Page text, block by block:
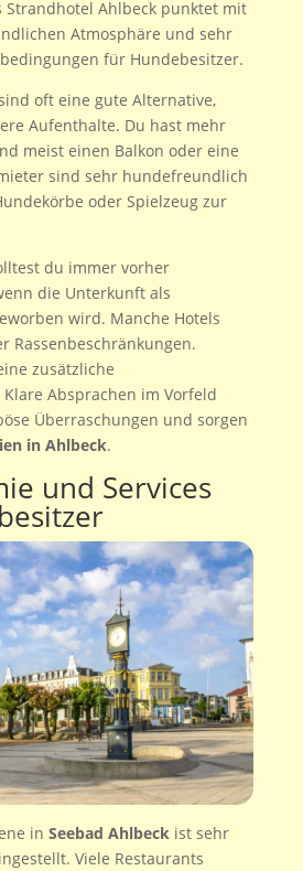
Strandhotel Ahlbeck punktet mit
Atmosphäre und sehr
für Hundebesitzer.
oft eine gute Alternative,
Aufenthalte. Du hast mehr
meist einen Balkon oder eine
sind sehr hundefreundlich
oder Spielzeug zur
du immer vorher
die Unterkunft als
wird. Manche Hotels
Rassenbeschränkungen.
zusätzliche
Absprachen im Vorfeld
Überraschungen und sorgen
in Ahlbeck.
und Services
in Seebad Ahlbeck ist sehr
Viele Restaurants